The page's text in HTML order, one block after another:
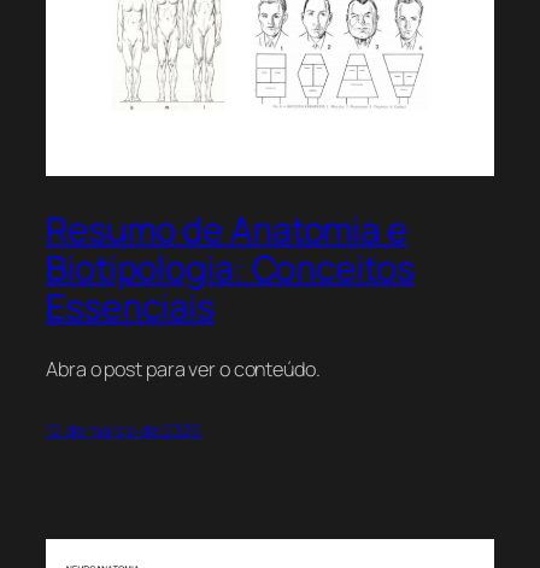
Resumo de Anatomia e
Biotipologia: Conceitos
Essenciais
Abra o post para ver o conteúdo.
12 de março de 2026